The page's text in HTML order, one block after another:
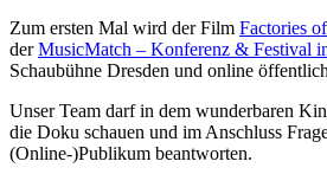
Zum ers­ten Mal wird der Film Factories
derMusicMatch ‒ Konferenz & Festival
Schaubühne Dresden und online
Unser Team darf in dem wun­der­ba­ren
die Doku schau­en und im Anschluss
(Online-)Publikum beantworten.